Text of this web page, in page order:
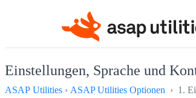
Einstellungen, Sprache und
ASAP Utilities › ASAP Utilities Optionen › 1.